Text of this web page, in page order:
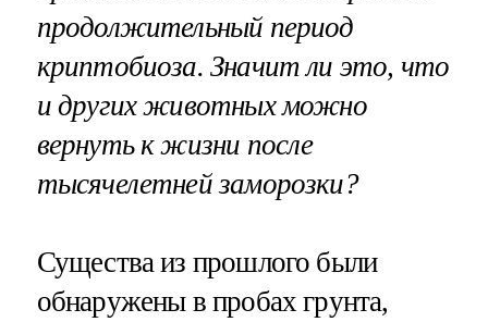
продолжительный период
криптобиоза. Значит ли это, что
и других животных можно
вернуть к жизни после
тысячелетней заморозки?
Существа из прошлого были
обнаружены в пробах грунта,